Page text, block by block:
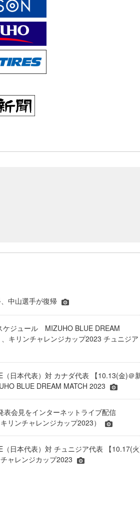
中山選手が復帰
ケジュール MIZUHO BLUE DREAM
キリンチャレンジカップ2023 チュニジア
日本代表）対 カナダ代表 【10.13(金)＠
BLUE DREAM MATCH 2023
会見をインターネットライブ配信
リンチャレンジカップ2023）
日本代表）対 チュニジア代表 【10.17(
ャレンジカップ2023